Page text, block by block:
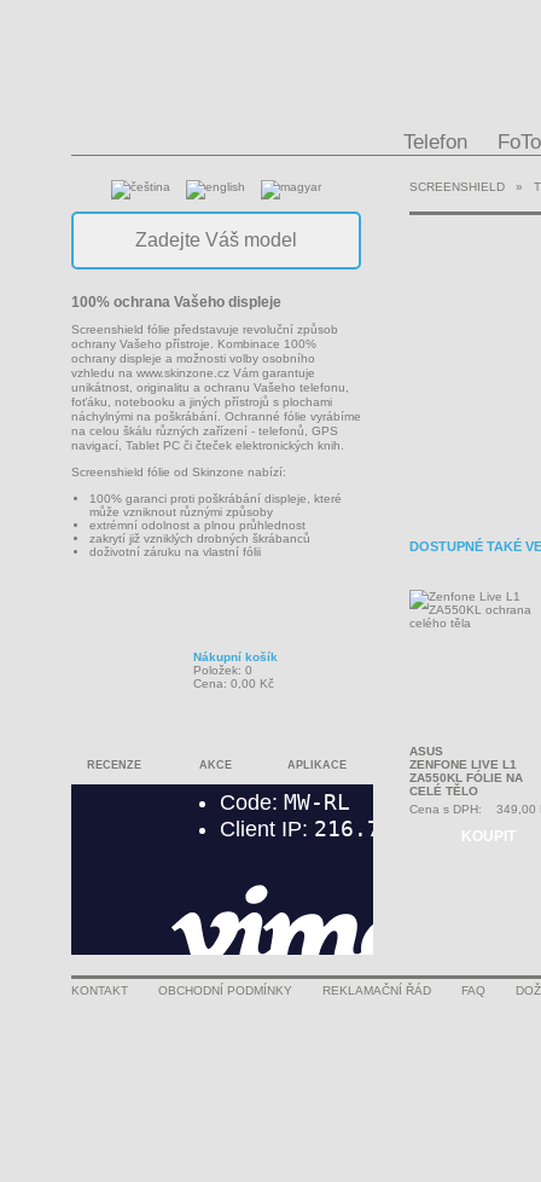
Telefon FoTo
100% ochrana Vašeho displeje
Screenshield fólie představuje revoluční způsob
ochrany Vašeho přístroje. Kombinace 100%
ochrany displeje a možnosti volby osobního
vzhledu na www.skinzone.cz Vám garantuje
unikátnost, originalitu a ochranu Vašeho telefonu,
foťáku, notebooku a jiných přístrojů s plochami
náchylnými na poškrábání. Ochranné fólie vyrábíme
na celou škálu různých zařízení - telefonů, GPS
navigací, Tablet PC či čteček elektronických knih.
Screenshield fólie od Skinzone nabízí:
100% garanci proti poškrábání displeje, které
může vzniknout různými způsoby
extrémní odolnost a plnou průhlednost
zakrytí již vzniklých drobných škrábanců
doživotní záruku na vlastní fólii
Nákupní košík
Položek: 0
Cena: 0,00 Kč
RECENZE AKCE APLIKACE
SCREENSHIELD »
DOSTUPNÉ TAKÉ
ASUS
ZENFONE LIVE L1
ZA550KL FÓLIE NA
CELÉ TĚLO
Cena s DPH:
349,00
KOUPIT
KONTAKT OBCHODNÍ PODMÍNKY REKLAMAČNÍ ŘÁD FAQ